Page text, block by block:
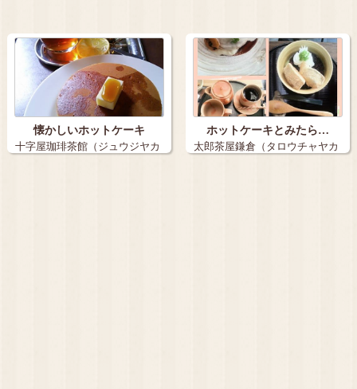
懐かしいホットケーキ
十字屋珈琲茶館（ジュウジヤカ
ホットケーキとみたら…
太郎茶屋鎌倉（タロウチャヤカ